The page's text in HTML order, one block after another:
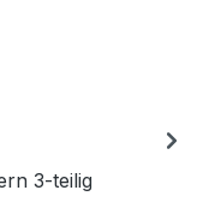
3-teilig